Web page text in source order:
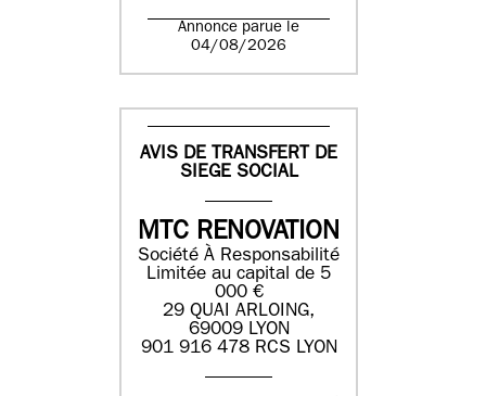
Annonce parue le
04/08/2026
AVIS DE TRANSFERT DE
SIEGE SOCIAL
MTC RENOVATION
Société À Responsabilité
Limitée au capital de 5
000 €
29 QUAI ARLOING,
69009 LYON
901 916 478 RCS LYON